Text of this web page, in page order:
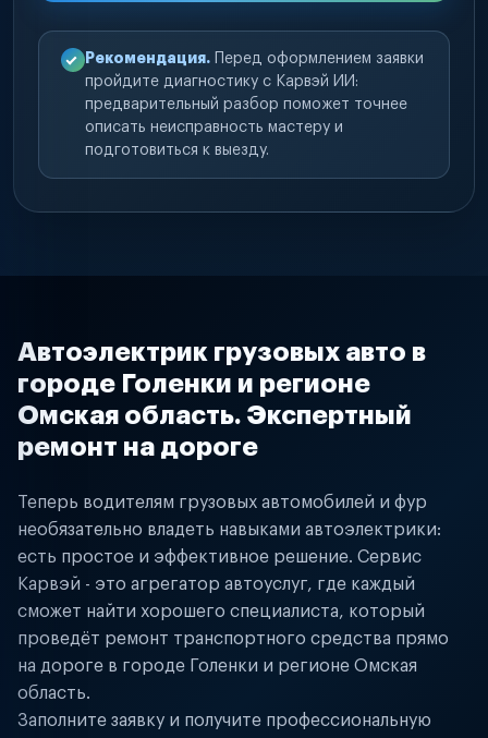
Рекомендация. Перед оформлением заявки
пройдите диагностику с Карвэй ИИ:
предварительный разбор поможет точнее
описать неисправность мастеру и
подготовиться к выезду.
Автоэлектрик грузовых авто в
городе Голенки и регионе
Омская область. Экспертный
ремонт на дороге
Теперь водителям грузовых автомобилей и фур
необязательно владеть навыками автоэлектрики:
есть простое и эффективное решение. Сервис
Карвэй - это агрегатор автоуслуг, где каждый
сможет найти хорошего специалиста, который
проведёт ремонт транспортного средства прямо
на дороге в городе Голенки и регионе Омская
область.
Заполните заявку и получите профессиональную